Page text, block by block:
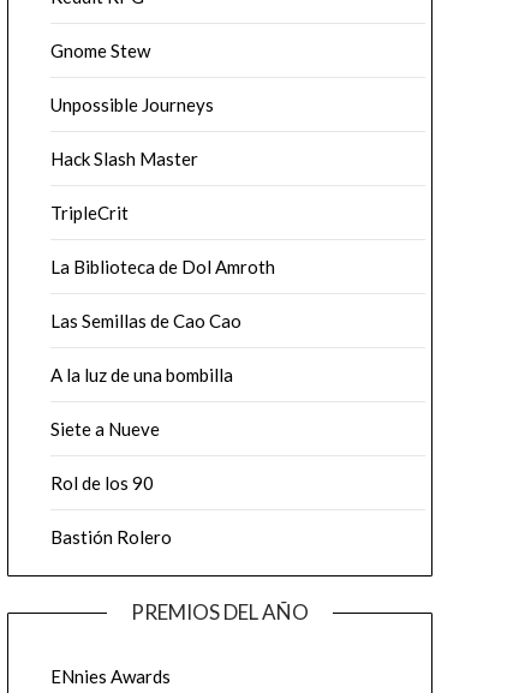
Gnome Stew
Unpossible Journeys
Hack Slash Master
TripleCrit
La Biblioteca de Dol Amroth
Las Semillas de Cao Cao
A la luz de una bombilla
Siete a Nueve
Rol de los 90
Bastión Rolero
PREMIOS DEL AÑO
ENnies Awards